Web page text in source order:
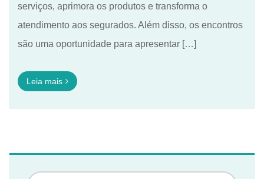
serviços, aprimora os produtos e transforma o
atendimento aos segurados. Além disso, os encontros
são uma oportunidade para apresentar […]
Leia mais